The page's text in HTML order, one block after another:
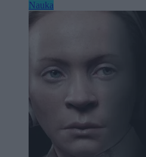
Nauka